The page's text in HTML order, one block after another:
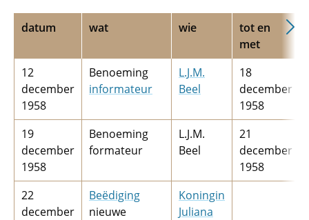
datum wat wie
tot en
met
12
december
1958
Benoeming
informateur
L.J.M.
Beel
18
december
1958
19
december
1958
Benoeming
formateur
L.J.M.
Beel
21
december
1958
22
december
Beëdiging
nieuwe
Koningin
Juliana